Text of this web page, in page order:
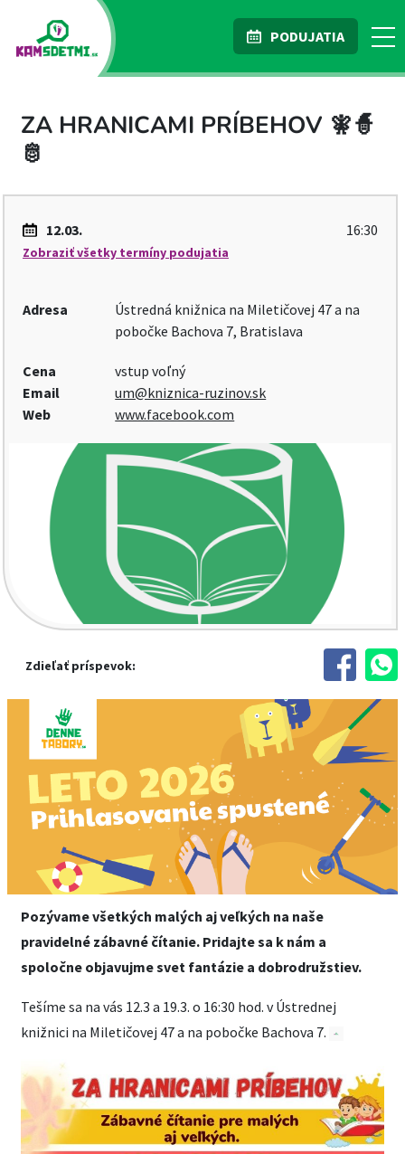
PODUJATIA
ZA HRANICAMI PRÍBEHOV 🧚🧙
🫅
12.03. 16:30
Zobraziť všetky termíny podujatia
Adresa
Ústredná knižnica na Miletičovej 47 a na
pobočke Bachova 7, Bratislava
Cena
vstup voľný
Email
um@kniznica-ruzinov.sk
Web
www.facebook.com
Zdieľať príspevok:
Pozývame všetkých malých aj veľkých na naše
pravidelné zábavné čítanie. Pridajte sa k nám a
spoločne objavujme svet fantázie a dobrodružstiev.
Tešíme sa na vás 12.3 a 19.3. o 16:30 hod. v Ústrednej
knižnici na Miletičovej 47 a na pobočke Bachova 7.